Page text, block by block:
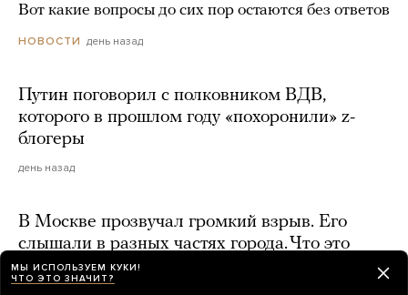
Вот какие вопросы до сих пор остаются без ответов
НОВОСТИ день назад
Путин поговорил с полковником ВДВ,
которого в прошлом году «похоронили» z-
блогеры
день назад
В Москве прозвучал громкий взрыв. Его
слышали в разных частях города. Что это
было — не знает даже МЧС
МЫ ИСПОЛЬЗУЕМ КУКИ!
ЧТО ЭТО ЗНАЧИТ?